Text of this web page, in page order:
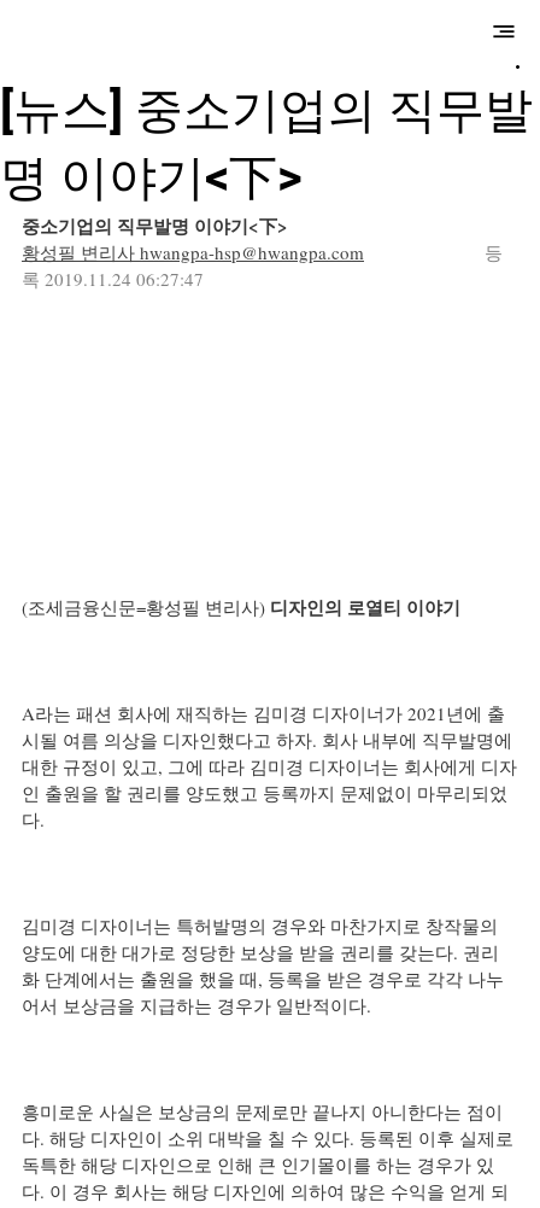
[뉴스] 중소기업의 직무발
명 이야기<下>
중소기업의 직무발명 이야기<下>
황성필 변리사 hwangpa-hsp@hwangpa.com 등
록 2019.11.24 06:27:47
(조세금융신문=황성필 변리사) 디자인의 로열티 이야기
A라는 패션 회사에 재직하는 김미경 디자이너가 2021년에 출
시될 여름 의상을 디자인했다고 하자. 회사 내부에 직무발명에
대한 규정이 있고, 그에 따라 김미경 디자이너는 회사에게 디자
인 출원을 할 권리를 양도했고 등록까지 문제없이 마무리되었
다.
김미경 디자이너는 특허발명의 경우와 마찬가지로 창작물의
양도에 대한 대가로 정당한 보상을 받을 권리를 갖는다. 권리
화 단계에서는 출원을 했을 때, 등록을 받은 경우로 각각 나누
어서 보상금을 지급하는 경우가 일반적이다.
흥미로운 사실은 보상금의 문제로만 끝나지 아니한다는 점이
다. 해당 디자인이 소위 대박을 칠 수 있다. 등록된 이후 실제로
독특한 해당 디자인으로 인해 큰 인기몰이를 하는 경우가 있
다. 이 경우 회사는 해당 디자인에 의하여 많은 수익을 얻게 되